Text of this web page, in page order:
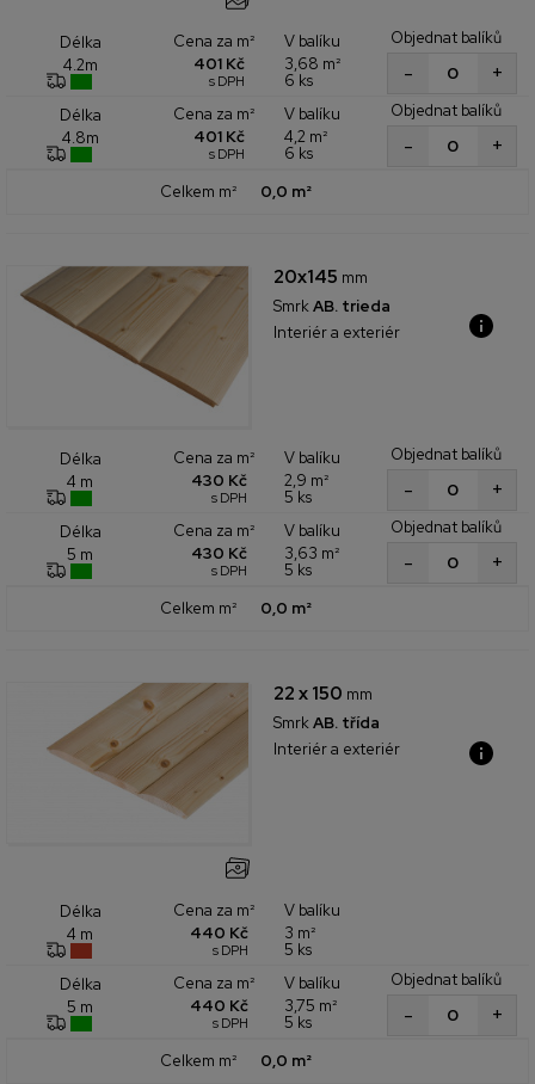
Délka
4.2m
Cena za m²
401 Kč
s DPH
V balíku
3,68 m²
6 ks
Objednat balíků
+
-
Délka
4.8m
Cena za m²
401 Kč
s DPH
V balíku
4,2 m²
6 ks
Objednat balíků
+
-
Celkem m² 0,0 m²
20x145 mm
SmrkAB. trieda
Interiér a exteriér
Délka
4 m
Cena za m²
430 Kč
s DPH
V balíku
2,9 m²
5 ks
Objednat balíků
+
-
Délka
5 m
Cena za m²
430 Kč
s DPH
V balíku
3,63 m²
5 ks
Objednat balíků
+
-
Celkem m² 0,0 m²
22 x 150 mm
SmrkAB. třída
Interiér a exteriér
Délka
4 m
Cena za m²
440 Kč
s DPH
V balíku
3 m²
5 ks
Délka
5 m
Cena za m²
440 Kč
s DPH
V balíku
3,75 m²
5 ks
Objednat balíků
+
-
Celkem m² 0,0 m²